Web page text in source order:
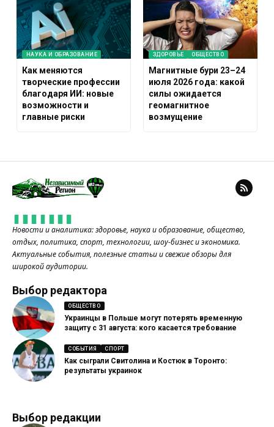
НАУКА И ОБРАЗОВАНИЕ
Как меняются
творческие профессии
благодаря ИИ: новые
возможности и
главные риски
ЗДОРОВЬЕ ОБЩЕСТВО
Магнитные бури 23–24
июля 2026 года: какой
силы ожидается
геомагнитное
возмущение
Новости и аналитика: здоровье, наука и образование, общество,
отдых, политика, спорт, технологии, шоу-бизнес и экономика.
Актуальные события, полезные статьи и свежие обзоры для
широкой аудитории.
Выбор редактора
ОБЩЕСТВО
Украинцы в Польше могут потерять временную
защиту с 31 августа: кого касается требование
СОБЫТИЯ СПОРТ
Как сыграли Свитолина и Костюк в Торонто:
результаты украинок
Выбор редакции